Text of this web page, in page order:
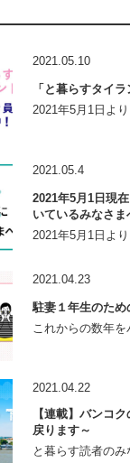
2021.05.10
「と暮らすタイ
2021年5月1日よ
2021.05.4
2021年5月1日現
いているみなさま
2021年5月1日よ
2021.04.23
駐妻１年生のた
これからの数年
2021.04.22
【連載】バンコ
戻ります～
と暮らす読者の